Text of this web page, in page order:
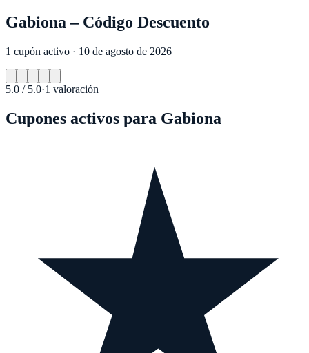
Gabiona – Código Descuento
1 cupón activo · 10 de agosto de 2026
5.0 / 5.0·1 valoración
Cupones activos para Gabiona